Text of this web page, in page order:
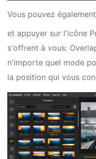
Vous pouvez
et appuyer sur l'icône
s'offrent à vous:
n'importe quel mode
la position qui vous